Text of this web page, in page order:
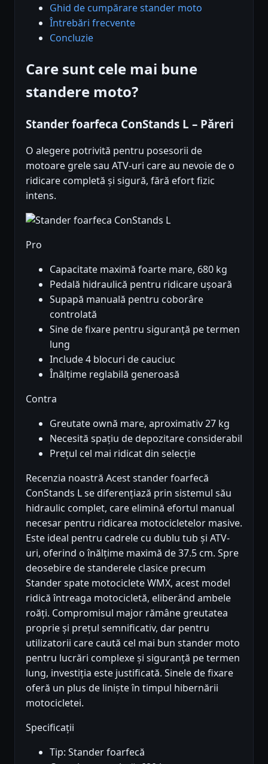
Ghid de cumpărare stander moto
Întrebări frecvente
Concluzie
Care sunt cele mai bune
standere moto?
Stander foarfeca ConStands L – Păreri
O alegere potrivită pentru posesorii de
motoare grele sau ATV-uri care au nevoie de o
ridicare completă și sigură, fără efort fizic
intens.
Pro
Capacitate maximă foarte mare, 680 kg
Pedală hidraulică pentru ridicare ușoară
Supapă manuală pentru coborâre
controlată
Sine de fixare pentru siguranță pe termen
lung
Include 4 blocuri de cauciuc
Înălțime reglabilă generoasă
Contra
Greutate ownă mare, aproximativ 27 kg
Necesită spațiu de depozitare considerabil
Prețul cel mai ridicat din selecție
Recenzia noastră Acest stander foarfecă
ConStands L se diferențiază prin sistemul său
hidraulic complet, care elimină efortul manual
necesar pentru ridicarea motocicletelor masive.
Este ideal pentru cadrele cu dublu tub și ATV-
uri, oferind o înălțime maximă de 37.5 cm. Spre
deosebire de standerele clasice precum
Stander spate motociclete WMX, acest model
ridică întreaga motocicletă, eliberând ambele
roăți. Compromisul major rămâne greutatea
proprie și prețul semnificativ, dar pentru
utilizatorii care caută cel mai bun stander moto
pentru lucrări complexe și siguranță pe termen
lung, investiția este justificată. Sinele de fixare
oferă un plus de liniște în timpul hibernării
motocicletei.
Specificații
Tip: Stander foarfecă